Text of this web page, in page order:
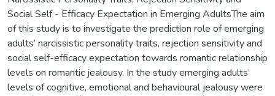
Social Self - Efficacy Expectation in Emerging AdultsThe aim
of this study is to investigate the prediction role of emerging
adults’ narcissistic personality traits, rejection sensitivity and
social self-efficacy expectation towards romantic relationship
levels on romantic jealousy. In the study emerging adults’
levels of cognitive, emotional and behavioural jealousy were